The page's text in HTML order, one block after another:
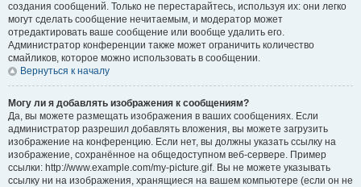
создания сообщений. Только не перестарайтесь, используя их: они легко
могут сделать сообщение нечитаемым, и модератор может
отредактировать ваше сообщение или вообще удалить его.
Администратор конференции также может ограничить количество
смайликов, которое можно использовать в сообщении.
Вернуться к началу
Могу ли я добавлять изображения к сообщениям?
Да, вы можете размещать изображения в ваших сообщениях. Если
администратор разрешил добавлять вложения, вы можете загрузить
изображение на конференцию. Если нет, вы должны указать ссылку на
изображение, сохранённое на общедоступном веб-сервере. Пример
ссылки: http://www.example.com/my-picture.gif. Вы не можете указывать
ссылку ни на изображения, хранящиеся на вашем компьютере (если он не